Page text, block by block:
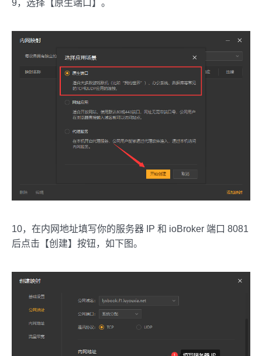
9，选择【原生端口】。
10，在内网地址填写你的服务器 IP 和 ioBroker 端口 8081
后点击【创建】按钮，如下图。